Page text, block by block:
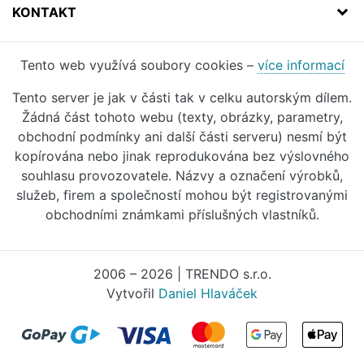
KONTAKT
Tento web využívá soubory cookies – více informací
Tento server je jak v části tak v celku autorským dílem.
Žádná část tohoto webu (texty, obrázky, parametry,
obchodní podmínky ani další části serveru) nesmí být
kopírována nebo jinak reprodukována bez výslovného
souhlasu provozovatele. Názvy a označení výrobků,
služeb, firem a společností mohou být registrovanými
obchodními známkami příslušných vlastníků.
2006 – 2026 | TRENDO s.r.o.
Vytvořil Daniel Hlaváček